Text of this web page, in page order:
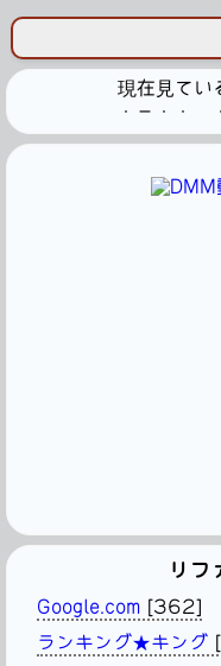
現在見てい
・－・・
リフ
Google.com [362]
ランキング★キング